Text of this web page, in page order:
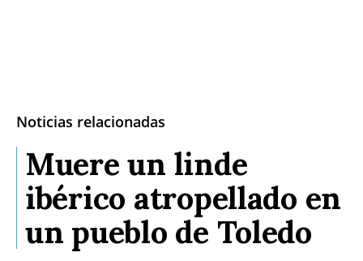
Noticias relacionadas
Muere un linde
ibérico atropellado en
un pueblo de Toledo